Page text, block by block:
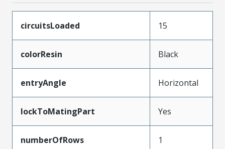
circuitsLoaded 15
colorResin Black
entryAngle Horizontal
lockToMatingPart Yes
numberOfRows 1